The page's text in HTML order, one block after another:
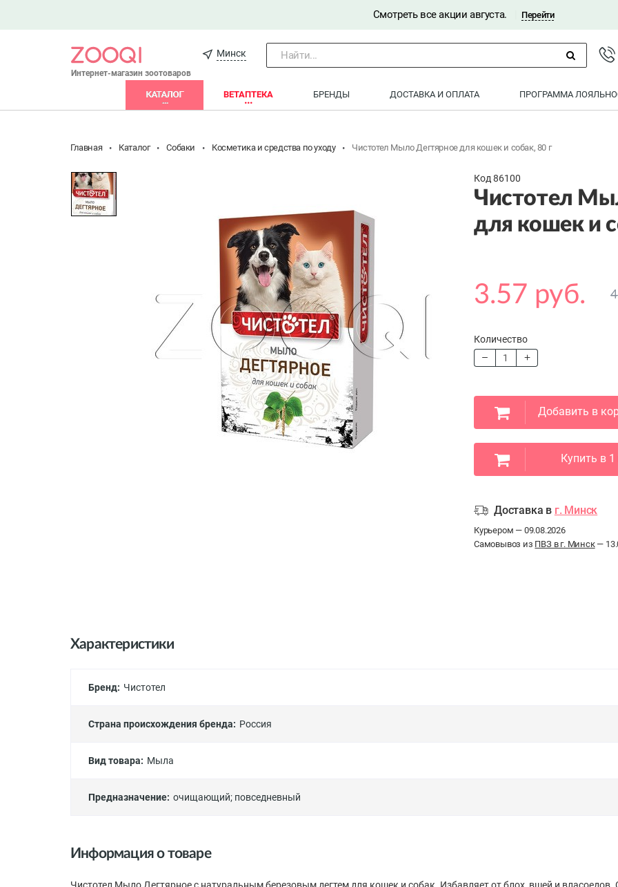
Смотреть все акции августа. Перейти
Интернет-магазин зоотоваров
Минск Найти...
КАТАЛОГ ВЕТАПТЕКА БРЕНДЫ ДОСТАВКА И ОПЛАТА ПРОГРАММА
Главная Каталог Собаки Косметика и средства по уходу Чистотел Мыло Дегтярное для кошек и собак, 80 г
Код 86100
Чистотел
для кошек и
3.57 руб.
Количество
Добавить в
Купить в 1
Доставка в г. Минск
Курьером — 09.08.2026
Самовывоз из ПВЗ в г. Минск—
Характеристики
Бренд: Чистотел
Страна происхождения бренда: Россия
Вид товара: Мыла
Предназначение: очищающий; повседневный
Информация о товаре